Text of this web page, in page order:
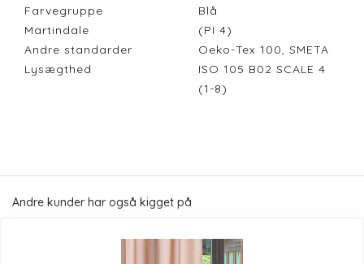
Farvegruppe
Blå
Martindale
(PI 4)
Andre standarder
Oeko-Tex 100, SMETA
Lysægthed
ISO 105 B02 SCALE 4
(1-8)
Andre kunder har også kigget på